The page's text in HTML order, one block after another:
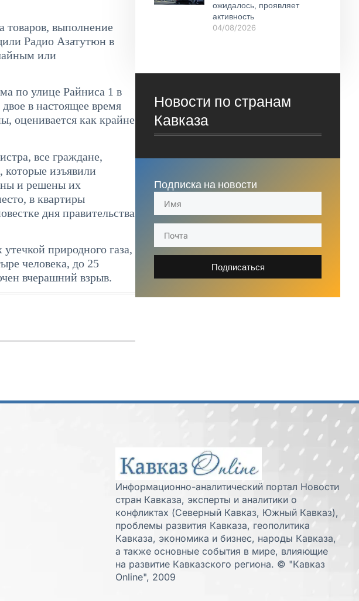
товаров, выполнение
Радио Азатутюн в
или
по улице Райниса 1 в
в настоящее время
оценивается как крайне
все граждане,
изъявили
и решены их
в квартиры
дня правительства
природного газа,
человека, до 25
вчерашний взрыв.
ожидалось, проявляет
активность
04/08/2026
Новости по странам
Кавказа
Подписка на новости
Подписаться
Информационно-аналитический портал Новости
стран Кавказа, эксперты и аналитики о
конфликтах (Северный Кавказ, Южный Кавказ),
проблемы развития Кавказа, геополитика
Кавказа, экономика и бизнес, народы Кавказа,
а также основные события в мире, влияющие
на развитие Кавказского региона. © "Кавказ
Online", 2009